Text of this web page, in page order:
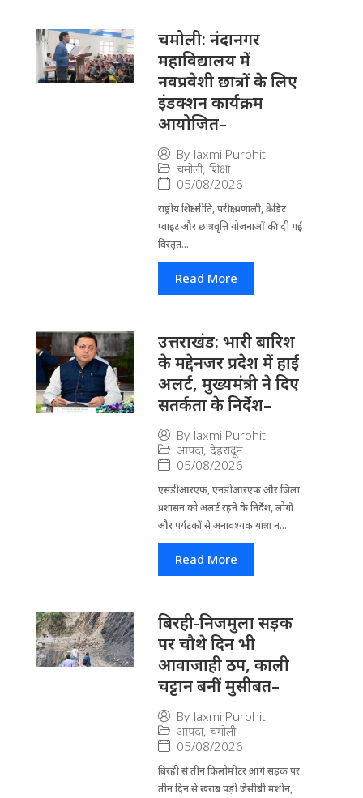
चमोली: नंदानगर
महाविद्यालय में
नवप्रवेशी छात्रों के लिए
इंडक्शन कार्यक्रम
आयोजित–
By laxmi Purohit
चमोली, शिक्षा
05/08/2026
राष्ट्रीय शिक्षा नीति, परीक्षा प्रणाली, क्रेडिट
प्वाइंट और छात्रवृत्ति योजनाओं की दी गई
विस्तृत...
Read More
उत्तराखंड: भारी बारिश
के मद्देनजर प्रदेश में हाई
अलर्ट, मुख्यमंत्री ने दिए
सतर्कता के निर्देश–
By laxmi Purohit
आपदा, देहरादून
05/08/2026
एसडीआरएफ, एनडीआरएफ और जिला
प्रशासन को अलर्ट रहने के निर्देश, लोगों
और पर्यटकों से अनावश्यक यात्रा न...
Read More
बिरही-निजमुला सड़क
पर चौथे दिन भी
आवाजाही ठप, काली
चट्टान बनीं मुसीबत–
By laxmi Purohit
आपदा, चमोली
05/08/2026
बिरही से तीन किलोमीटर आगे सड़क पर
तीन दिन से खराब पड़ी जेसीबी मशीन,